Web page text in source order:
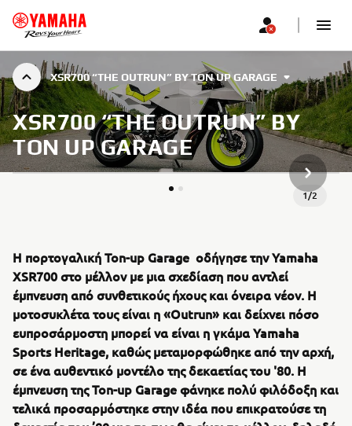
XSR700 “THE OUTRUN” BY TON UP GARAGE
XSR700 “THE OUTRUN” BY
TON UP GARAGE
1/2
ΝΈΟ
Η πορτογαλική Ton-up Garage οδήγησε την Yamaha
XSR700 στο μέλλον με μια σχεδίαση που αντλεί
έμπνευση από συνθετικούς ήχους και όνειρα νέον. Η
μοτοσυκλέτα τους είναι η «Outrun» και δείχνει πόσο
ευπροσάρμοστη μπορεί να είναι η γκάμα Yamaha
Sports Heritage, καθώς μεταμορφώθηκε από την αρχή,
σε ένα αυθεντικό μοντέλο της δεκαετίας του '80. Η
έμπνευση της Ton-up Garage φάνηκε πολύ φιλόδοξη και
τελικά προσαρμόστηκε στην ιδέα που επικρατούσε τη